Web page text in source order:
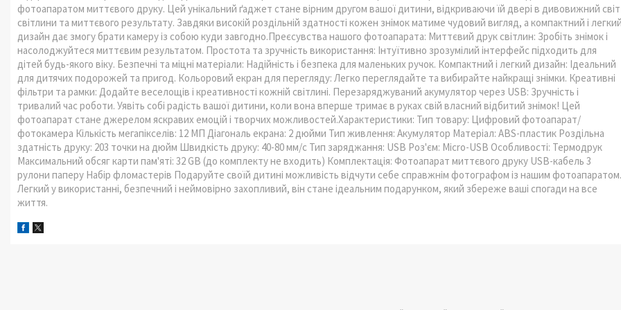
фотоапаратом миттєвого друку. Цей унікальний ґаджет стане вірним другом вашої дитини, відкриваючи їй двері в дивовижний світ
світлини та миттєвого результату. Завдяки високій роздільній здатності кожен знімок матиме чудовий вигляд, а компактний і
дизайн дає змогу брати камеру із собою куди завгодно.Преєсувства нашого фотоапарата: Миттєвий друк світлин: Зробіть знімок і
насолоджуйтеся миттєвим результатом. Простота та зручність використання: Інтуїтивно зрозумілий інтерфейс підходить для
дітей будь-якого віку. Безпечні та міцні матеріали: Надійність і безпека для маленьких ручок. Компактний і легкий дизайн: Ідеальний
для дитячих подорожей та пригод. Кольоровий екран для перегляду: Легко переглядайте та вибирайте найкращі знімки. Креативні
фільтри та рамки: Додайте веселощів і креативності кожній світлині. Перезаряджуваний акумулятор через USB: Зручність і
тривалий час роботи. Уявіть собі радість вашої дитини, коли вона вперше тримає в руках свій власний відбитий знімок! Цей
фотоапарат стане джерелом яскравих емоцій і творчих можливостей.Характеристики: Тип товару: Цифровий фотоапарат/
фотокамера Кількість мегапікселів: 12 МП Діагональ екрана: 2 дюйми Тип живлення: Акумулятор Матеріал: ABS-пластик Роздільна
здатність друку: 203 точки на дюйм Швидкість друку: 40-80 мм/с Тип заряджання: USB Роз'єм: Micro-USB Особливості: Термодрук
Максимальний обсяг карти пам'яті: 32 GB (до комплекту не входить) Комплектація: Фотоапарат миттєвого друку USB-кабель 3
рулони паперу Набір фломастерів Подаруйте своїй дитині можливість відчути себе справжнім фотографом із нашим фотоапаратом.
Легкий у використанні, безпечний і неймовірно захопливий, він стане ідеальним подарунком, який збереже ваші спогади на все
життя.